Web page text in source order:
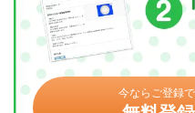
今ならご登録